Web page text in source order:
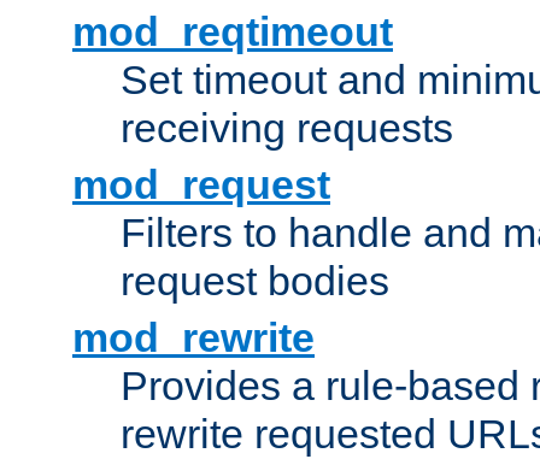
mod_reqtimeout
Set timeout and
receiving requests
mod_request
Filters to handle and
request bodies
mod_rewrite
Provides a rule-based
rewrite requested